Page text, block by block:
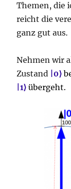
Themen, die
reicht die
ganz gut aus.
Nehmen wir
Zustand |0⟩
|1⟩übergeht.